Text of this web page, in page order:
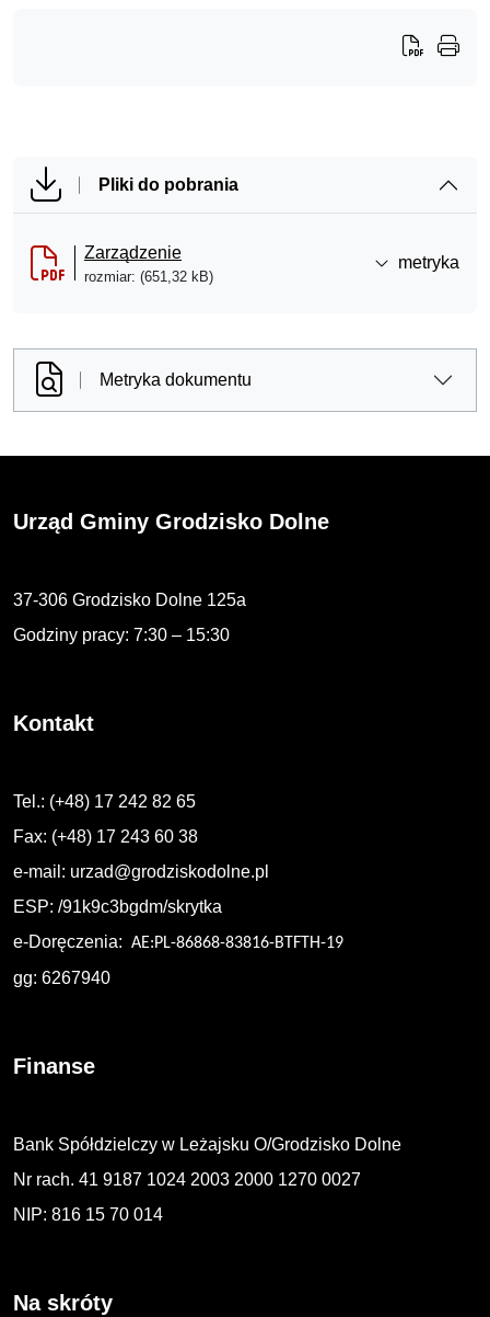
Pliki do pobrania
Zarządzenie
rozmiar: (651,32 kB)
metryka
Metryka dokumentu
Urząd Gminy Grodzisko Dolne
37-306 Grodzisko Dolne 125a
Godziny pracy: 7:30 – 15:30
Kontakt
Tel.: (+48) 17 242 82 65
Fax: (+48) 17 243 60 38
e-mail: urzad@grodziskodolne.pl
ESP: /91k9c3bgdm/skrytka
e-Doręczenia: AE:PL-86868-83816-BTFTH-19
gg: 6267940
Finanse
Bank Spółdzielczy w Leżajsku O/Grodzisko Dolne
Nr rach. 41 9187 1024 2003 2000 1270 0027
NIP: 816 15 70 014
Na skróty